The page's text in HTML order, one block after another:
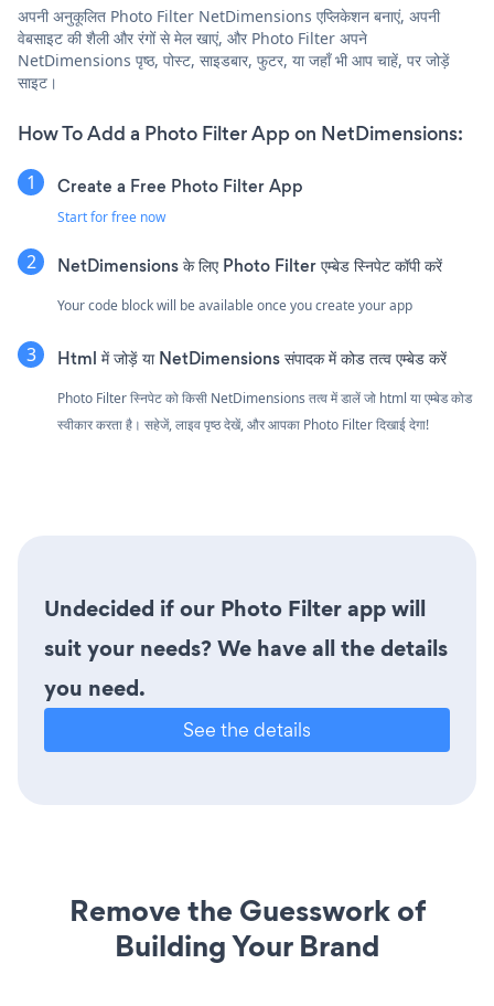
अपनी अनुकूलित Photo Filter NetDimensions एप्लिकेशन बनाएं, अपनी
वेबसाइट की शैली और रंगों से मेल खाएं, और Photo Filter अपने
NetDimensions पृष्ठ, पोस्ट, साइडबार, फुटर, या जहाँ भी आप चाहें, पर जोड़ें
साइट।
How To Add a Photo Filter App on NetDimensions:
Create a Free Photo Filter App
Start for free now
NetDimensions के लिए Photo Filter एम्बेड स्निपेट कॉपी करें
Your code block will be available once you create your app
Html में जोड़ें या NetDimensions संपादक में कोड तत्व एम्बेड करें
Photo Filter स्निपेट को किसी NetDimensions तत्व में डालें जो html या एम्बेड कोड
स्वीकार करता है। सहेजें, लाइव पृष्ठ देखें, और आपका Photo Filter दिखाई देगा!
Undecided if our Photo Filter app will
suit your needs? We have all the details
you need.
See the details
Remove the Guesswork of
Building Your Brand